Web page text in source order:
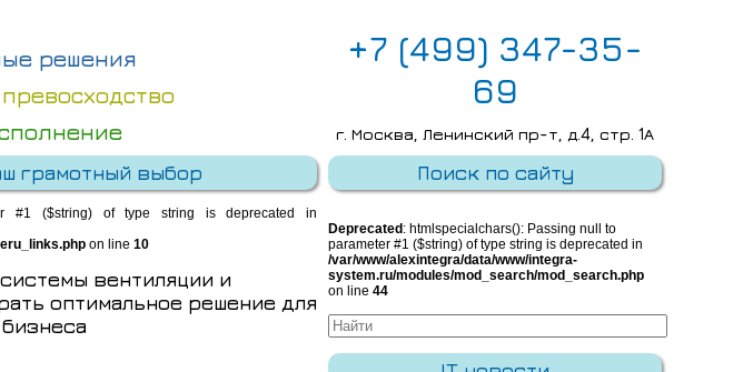
решения
+7 (499) 347-35-
69
г. Москва, Ленинский пр-т, д.4, стр. 1А
E-mail:info@integra-system.ru
грамотный выбор
#1 ($string) of type string is deprecated in
on line 10
вентиляции и
оптимальное решение для
Поиск по сайту
Deprecated : htmlspecialchars(): Passing null to
parameter #1 ($string) of type string is deprecated in
/var/www/alexintegra/data/www/integra-
system.ru/modules/mod_search/mod_search.php
on line 44